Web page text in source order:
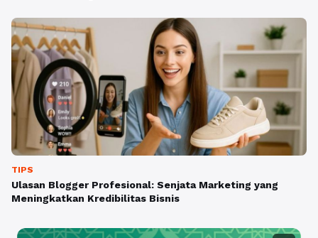
TIPS
Ulasan Blogger Profesional: Senjata Marketing yang
Meningkatkan Kredibilitas Bisnis